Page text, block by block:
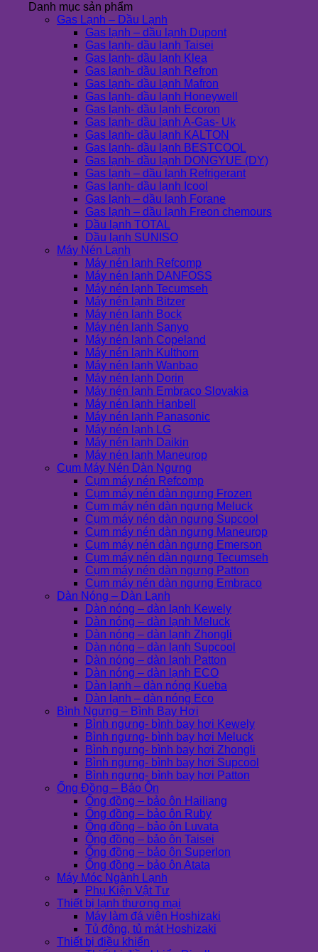
Danh mục sản phẩm
Gas Lạnh – Dầu Lạnh
Gas lạnh – dầu lạnh Dupont
Gas lạnh- dầu lạnh Taisei
Gas lạnh- dầu lạnh Klea
Gas lạnh- dầu lạnh Refron
Gas lạnh- dầu lạnh Mafron
Gas lạnh- dầu lạnh Honeywell
Gas lạnh- dầu lạnh Ecoron
Gas lạnh- dầu lạnh A-Gas- Uk
Gas lạnh- dầu lạnh KALTON
Gas lạnh- dầu lạnh BESTCOOL
Gas lạnh- dầu lạnh DONGYUE (DY)
Gas lạnh – dầu lạnh Refrigerant
Gas lạnh- dầu lạnh Icool
Gas lạnh – dầu lạnh Forane
Gas lạnh – dầu lạnh Freon chemours
Dầu lạnh TOTAL
Dầu lạnh SUNISO
Máy Nén Lạnh
Máy nén lạnh Refcomp
Máy nén lạnh DANFOSS
Máy nén lạnh Tecumseh
Máy nén lạnh Bitzer
Máy nén lạnh Bock
Máy nén lạnh Sanyo
Máy nén lạnh Copeland
Máy nén lạnh Kulthorn
Máy nén lạnh Wanbao
Máy nén lạnh Dorin
Máy nén lạnh Embraco Slovakia
Máy nén lạnh Hanbell
Máy nén lạnh Panasonic
Máy nén lạnh LG
Máy nén lạnh Daikin
Máy nén lạnh Maneurop
Cụm Máy Nén Dàn Ngưng
Cụm máy nén Refcomp
Cụm máy nén dàn ngưng Frozen
Cụm máy nén dàn ngưng Meluck
Cụm máy nén dàn ngưng Supcool
Cụm máy nén dàn ngưng Maneurop
Cụm máy nén dàn ngưng Emerson
Cụm máy nén dàn ngưng Tecumseh
Cụm máy nén dàn ngưng Patton
Cụm máy nén dàn ngưng Embraco
Dàn Nóng – Dàn Lạnh
Dàn nóng – dàn lạnh Kewely
Dàn nóng – dàn lạnh Meluck
Dàn nóng – dàn lạnh Zhongli
Dàn nóng – dàn lạnh Supcool
Dàn nóng – dàn lạnh Patton
Dàn nóng – dàn lạnh ECO
Dàn lạnh – dàn nóng Kueba
Dàn lạnh – dàn nóng Eco
Bình Ngưng – Bình Bay Hơi
Bình ngưng- bình bay hơi Kewely
Bình ngưng- bình bay hơi Meluck
Bình ngưng- bình bay hơi Zhongli
Bình ngưng- bình bay hơi Supcool
Bình ngưng- bình bay hơi Patton
Ống Đồng – Bảo Ôn
Ống đồng – bảo ôn Hailiang
Ống đồng – bảo ôn Ruby
Ống đồng – bảo ôn Luvata
Ống đồng – bảo ôn Taisei
Ống đồng – bảo ôn Superlon
Ống đồng – bảo ôn Atata
Máy Móc Ngành Lạnh
Phụ Kiện Vật Tư
Thiết bị lạnh thương mại
Máy làm đá viên Hoshizaki
Tủ đông, tủ mát Hoshizaki
Thiết bị điều khiển